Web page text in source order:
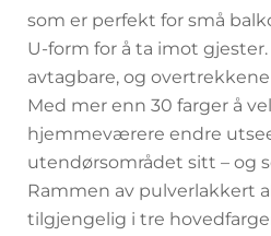
som er perfekt for små
U-form for å ta imot
avtagbare, og
Med mer enn 30 farger å
hjemmeværere endre
utendørsområdet sitt – og
Rammen av pulverlakkert
tilgjengelig i tre